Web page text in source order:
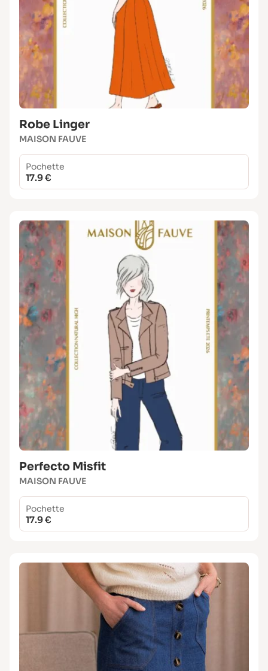
Robe Linger
MAISON FAUVE
Pochette
17.9 €
Perfecto Misfit
MAISON FAUVE
Pochette
17.9 €